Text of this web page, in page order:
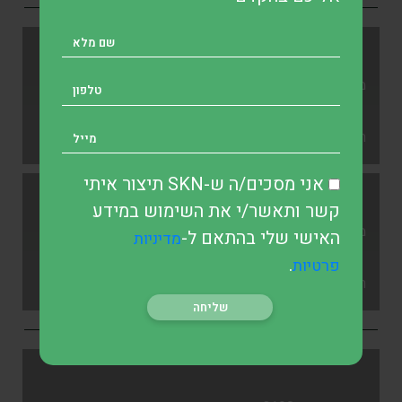
מה היא פוליסת חיסכון?
רוני מור
מה זה ניירות ערך?
רוני מור
אני מסכים/ה ש-SKN תיצור איתי
קשר ותאשר/י את השימוש במידע
האישי שלי בהתאם ל-מדיניות
פרטיות.